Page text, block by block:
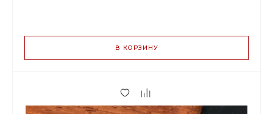
6.30 р.
5.17 р.
В КОРЗИНУ